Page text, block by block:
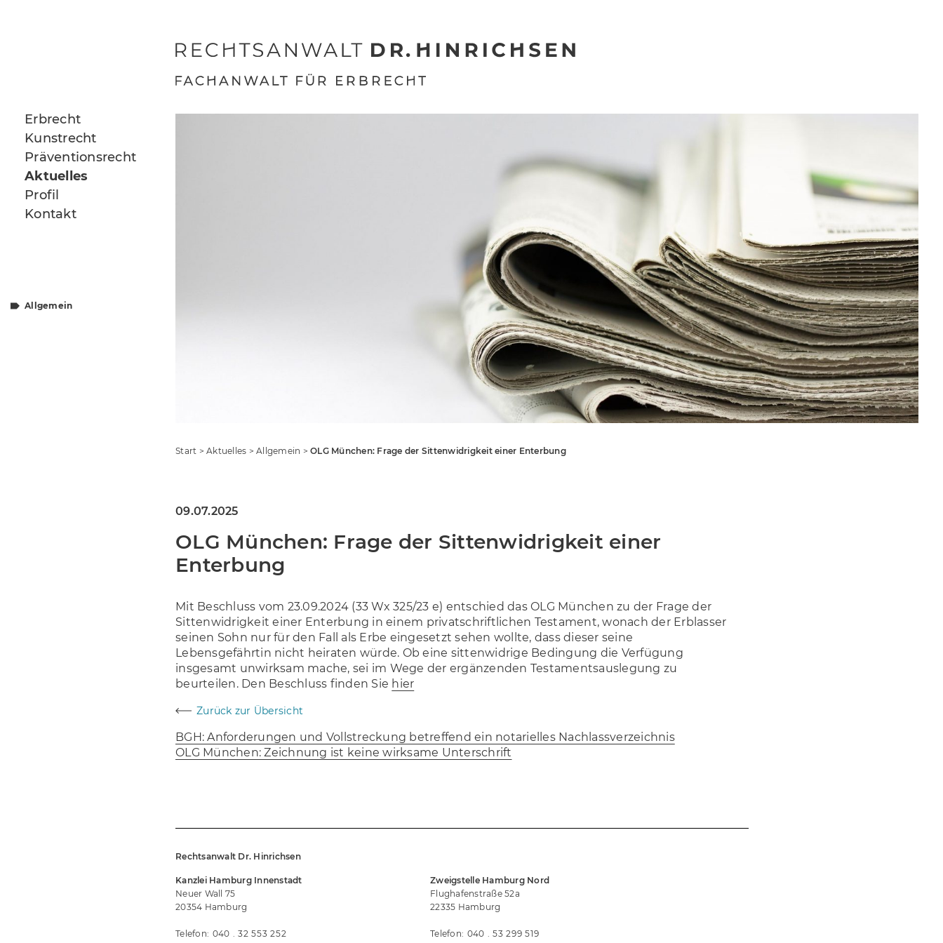
Erbrecht
Kunstrecht
Präventionsrecht
Aktuelles
Profil
Kontakt
Allgemein
Start > Aktuelles > Allgemein > OLG München: Frage der Sittenwidrigkeit einer Enterbung
09.07.2025
OLG München: Frage der Sittenwidrigkeit einer
Enterbung
Mit Beschluss vom 23.09.2024 (33 Wx 325/23 e) entschied das OLG München zu der Frage der
Sittenwidrigkeit einer Enterbung in einem privatschriftlichen Testament, wonach der Erblasser
seinen Sohn nur für den Fall als Erbe eingesetzt sehen wollte, dass dieser seine
Lebensgefährtin nicht heiraten würde. Ob eine sittenwidrige Bedingung die Verfügung
insgesamt unwirksam mache, sei im Wege der ergänzenden Testamentsauslegung zu
beurteilen. Den Beschluss finden Sie hier
Zurück zur Übersicht
Navigation Blog
BGH: Anforderungen und Vollstreckung betreffend ein notarielles Nachlassverzeichnis
OLG München: Zeichnung ist keine wirksame Unterschrift
Rechtsanwalt Dr. Hinrichsen
Kanzlei Hamburg Innenstadt
Neuer Wall 75
20354 Hamburg
Telefon: 040
32 553 252
Zweigstelle Hamburg Nord
Flughafenstraße 52a
22335 Hamburg
Telefon: 040
53 299 519